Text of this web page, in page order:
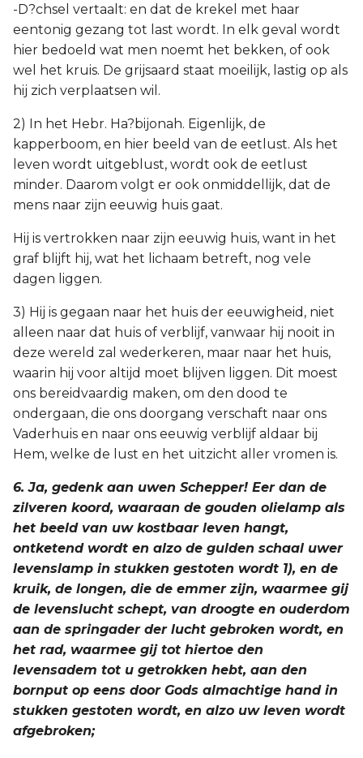
-D?chsel vertaalt: en dat de krekel met haar
eentonig gezang tot last wordt. In elk geval wordt
hier bedoeld wat men noemt het bekken, of ook
wel het kruis. De grijsaard staat moeilijk, lastig op als
hij zich verplaatsen wil.
2) In het Hebr. Ha?bijonah. Eigenlijk, de
kapperboom, en hier beeld van de eetlust. Als het
leven wordt uitgeblust, wordt ook de eetlust
minder. Daarom volgt er ook onmiddellijk, dat de
mens naar zijn eeuwig huis gaat.
Hij is vertrokken naar zijn eeuwig huis, want in het
graf blijft hij, wat het lichaam betreft, nog vele
dagen liggen.
3) Hij is gegaan naar het huis der eeuwigheid, niet
alleen naar dat huis of verblijf, vanwaar hij nooit in
deze wereld zal wederkeren, maar naar het huis,
waarin hij voor altijd moet blijven liggen. Dit moest
ons bereidvaardig maken, om den dood te
ondergaan, die ons doorgang verschaft naar ons
Vaderhuis en naar ons eeuwig verblijf aldaar bij
Hem, welke de lust en het uitzicht aller vromen is.
6. Ja, gedenk aan uwen Schepper! Eer dan de
zilveren koord, waaraan de gouden olielamp als
het beeld van uw kostbaar leven hangt,
ontketend wordt en alzo de gulden schaal uwer
levenslamp in stukken gestoten wordt 1), en de
kruik, de longen, die de emmer zijn, waarmee gij
de levenslucht schept, van droogte en ouderdom
aan de springader der lucht gebroken wordt, en
het rad, waarmee gij tot hiertoe den
levensadem tot u getrokken hebt, aan den
bornput op eens door Gods almachtige hand in
stukken gestoten wordt, en alzo uw leven wordt
afgebroken;